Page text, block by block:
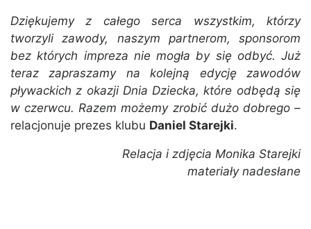
Dziękujemy z całego serca wszystkim, którzy
tworzyli zawody, naszym partnerom, sponsorom
bez których impreza nie mogła by się odbyć. Już
teraz zapraszamy na kolejną edycję zawodów
pływackich z okazji Dnia Dziecka, które odbędą się
w czerwcu. Razem możemy zrobić dużo dobrego–
relacjonuje prezes klubu Daniel Starejki.
Relacja i zdjęcia Monika Starejki
materiały nadesłane